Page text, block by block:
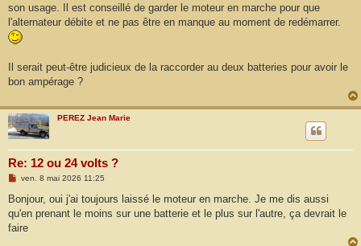
a
g
e
son usage. Il est conseillé de garder le moteur en marche pour que
l'alternateur débite et ne pas être en manque au moment de redémarrer.
Il serait peut-être judicieux de la raccorder au deux batteries pour avoir le
bon ampérage ?
PEREZ Jean Marie
Re: 12 ou 24 volts ?
M
s
a
g
ven. 8 mai 2026 11:25
Bonjour, oui j'ai toujours laissé le moteur en marche. Je me dis aussi
qu'en prenant le moins sur une batterie et le plus sur l'autre, ça devrait le
faire